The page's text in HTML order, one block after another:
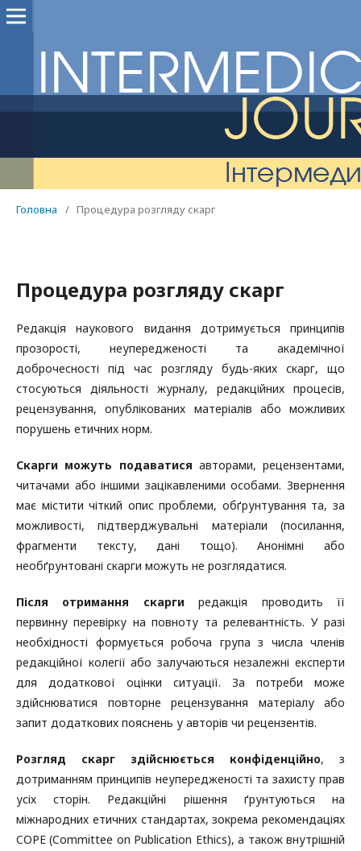
Головна / Процедура розгляду скарг
Процедура розгляду скарг
Редакція наукового видання дотримується принципів
прозорості, неупередженості та академічної
доброчесності під час розгляду будь-яких скарг, що
стосуються діяльності журналу, редакційних процесів,
рецензування, опублікованих матеріалів або можливих
порушень етичних норм.
Скарги можуть подаватися авторами, рецензентами,
читачами або іншими зацікавленими особами. Звернення
має містити чіткий опис проблеми, обґрунтування та, за
можливості, підтверджувальні матеріали (посилання,
фрагменти тексту, дані тощо). Анонімні або
необґрунтовані скарги можуть не розглядатися.
Після отримання скаргиредакція проводить її
первинну перевірку на повноту та релевантність. У разі
необхідності формується робоча група з числа членів
редакційної колегії або залучаються незалежні експерти
для додаткової оцінки ситуації. За потреби може
здійснюватися повторне рецензування матеріалу або
запит додаткових пояснень у авторів чи рецензентів.
Розгляд скарг здійснюється конфіденційно, з
дотриманням принципів неупередженості та захисту прав
усіх сторін. Редакційні рішення ґрунтуються на
міжнародних етичних стандартах, зокрема рекомендаціях
COPE (Committee on Publication Ethics), а також внутрішній